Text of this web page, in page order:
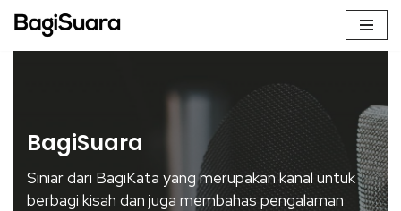
Skip
BagiSuara
Siniar dari BagiKata yang merupakan kanal untuk
berbagi kisah dan juga membahas pengalaman